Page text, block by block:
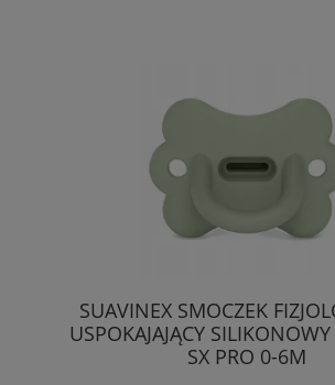
SUAVINEX SMOCZEK
USPOKAJAJĄCY
SX PRO 0-6M